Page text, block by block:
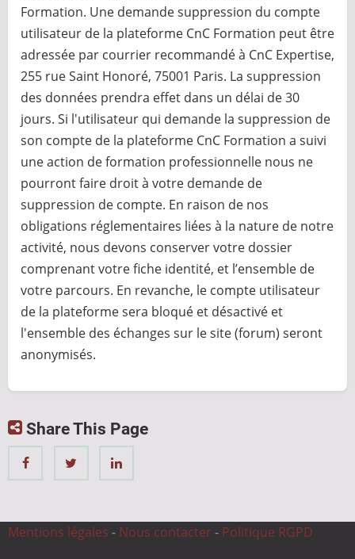
Formation. Une demande suppression du compte
utilisateur de la plateforme CnC Formation peut être
adressée par courrier recommandé à CnC Expertise,
255 rue Saint Honoré, 75001 Paris. La suppression
des données prendra effet dans un délai de 30
jours. Si l'utilisateur qui demande la suppression de
son compte de la plateforme CnC Formation a suivi
une action de formation professionnelle nous ne
pourront faire droit à votre demande de
suppression de compte. En raison de nos
obligations réglementaires liées à la nature de notre
activité, nous devons conserver votre dossier
comprenant votre fiche identité, et l’ensemble de
votre parcours. En revanche, le compte utilisateur
de la plateforme sera bloqué et désactivé et
l'ensemble des échanges sur le site (forum) seront
anonymisés.
Share This Page
Mentions légales - Nous contacter - Politique RGPD